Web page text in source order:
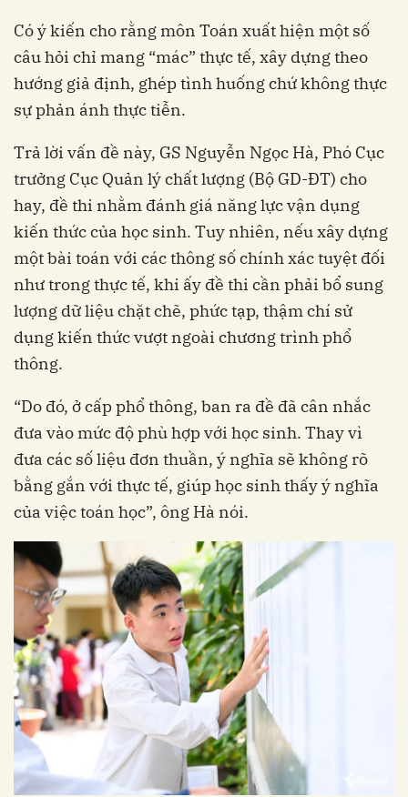
Có ý kiến cho rằng môn Toán xuất hiện một số
câu hỏi chỉ mang “mác” thực tế, xây dựng theo
hướng giả định, ghép tình huống chứ không thực
sự phản ánh thực tiễn.
Trả lời vấn đề này, GS Nguyễn Ngọc Hà, Phó Cục
trưởng Cục Quản lý chất lượng (Bộ GD-ĐT) cho
hay, đề thi nhằm đánh giá năng lực vận dụng
kiến thức của học sinh. Tuy nhiên, nếu xây dựng
một bài toán với các thông số chính xác tuyệt đối
như trong thực tế, khi ấy đề thi cần phải bổ sung
lượng dữ liệu chặt chẽ, phức tạp, thậm chí sử
dụng kiến thức vượt ngoài chương trình phổ
thông.
“Do đó, ở cấp phổ thông, ban ra đề đã cân nhắc
đưa vào mức độ phù hợp với học sinh. Thay vì
đưa các số liệu đơn thuần, ý nghĩa sẽ không rõ
bằng gắn với thực tế, giúp học sinh thấy ý nghĩa
của việc toán học”, ông Hà nói.